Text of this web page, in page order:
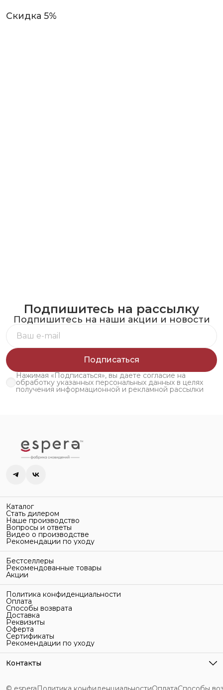
Скидка 5%
Подпишитесь на рассылку
Подпишитесь на наши акции и новости
Подписаться
Нажимая «Подписаться», вы даете согласие на
обработку указанных персональных данных в целях
получения информационной и рекламной рассылки
Каталог
Стать дилером
Наше производство
Вопросы и ответы
Видео о производстве
Рекомендации по уходу
Бестселлеры
Рекомендованные товары
Акции
Политика конфиденциальности
Оплата
Способы возврата
Доставка
Реквизиты
Оферта
Сертификаты
Рекомендации по уходу
Контакты